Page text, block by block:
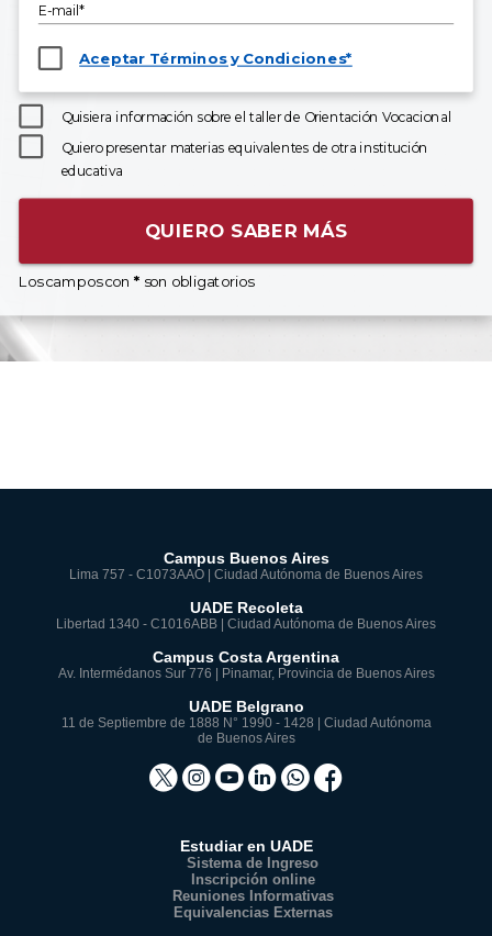
E-mail*
Aceptar Términos y Condiciones*
Quisiera información sobre el taller de Orientación Vocacional
Quiero presentar materias equivalentes de otra institución
educativa
QUIERO SABER MÁS
Los campos con * son obligatorios
Campus Buenos Aires
Lima 757 - C1073AAO | Ciudad Autónoma de Buenos Aires
UADE Recoleta
Libertad 1340 - C1016ABB | Ciudad Autónoma de Buenos Aires
Campus Costa Argentina
Av. Intermédanos Sur 776 | Pinamar, Provincia de Buenos Aires
UADE Belgrano
11 de Septiembre de 1888 N° 1990 - 1428 | Ciudad Autónoma
de Buenos Aires
Estudiar en UADE
Sistema de Ingreso
Inscripción online
Reuniones Informativas
Equivalencias Externas